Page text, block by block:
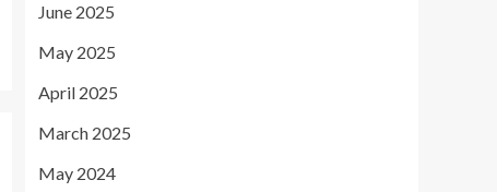
June 2025
May 2025
April 2025
March 2025
May 2024